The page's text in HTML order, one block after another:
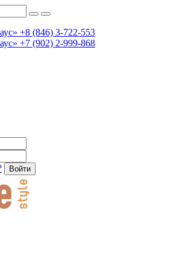
+8 (846) 3-722-553
+7 (902) 2-999-868
Войти